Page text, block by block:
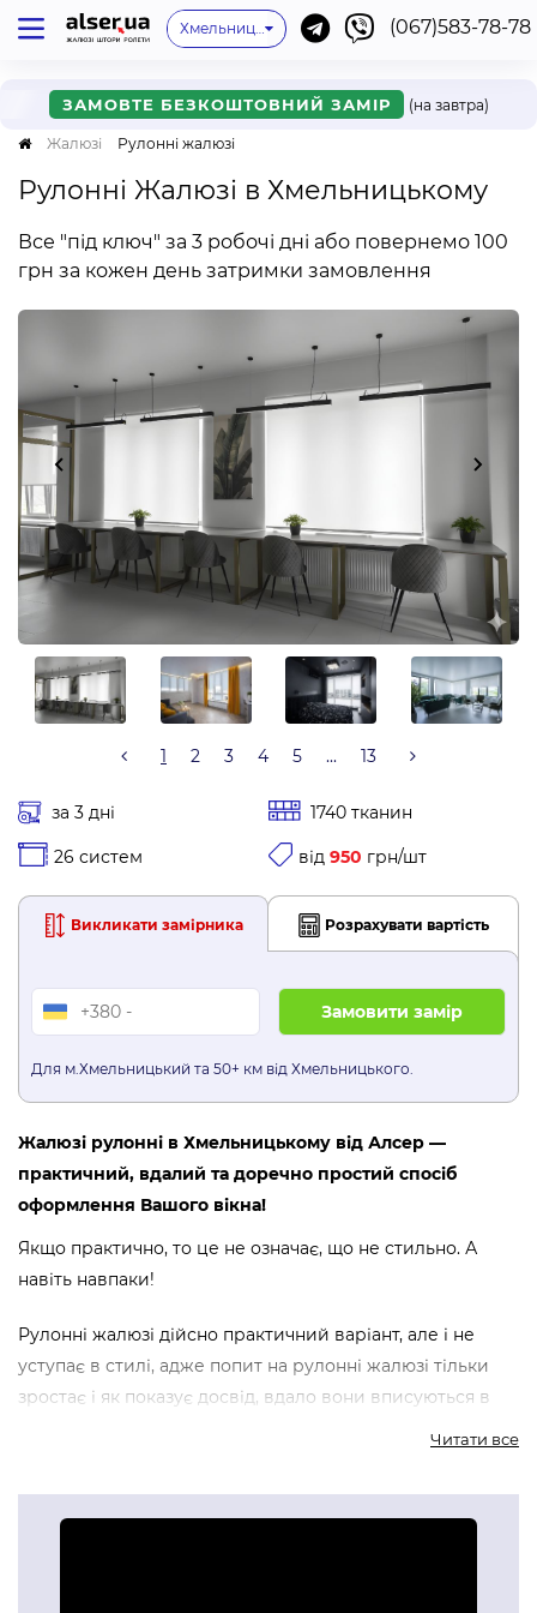
Немає мого міста
Київ
Одеса
Львів Івано-Франківськ
Хмельницький
(067)583-78-78
ЗАМОВТЕ БЕЗКОШТОВНИЙ ЗАМІР (на завтра)
Жалюзі Рулонні жалюзі
Рулонні Жалюзі в Хмельницькому
Все "під ключ" за 3 робочі дні або повернемо 100
грн за кожен день затримки замовлення
1 2 3 4 5 ... 13
за 3 дні 1740 тканин
26 систем від 950 грн/шт
Викликати замірника Розрахувати вартість
Для м.Хмельницький та 50+ км від Хмельницького.
Жалюзі рулонні в Хмельницькому від Алсер —
практичний, вдалий та доречно простий спосіб
оформлення Вашого вікна!
Якщо практично, то це не означає, що не стильно. А
навіть навпаки!
Рулонні жалюзі дійсно практичний варіант, але і не
уступає в стилі, адже попит на рулонні жалюзі тільки
зростає і як показує досвід, вдало вони вписуються в
різною пропускною здатністю та величезною кількістю
Читати все